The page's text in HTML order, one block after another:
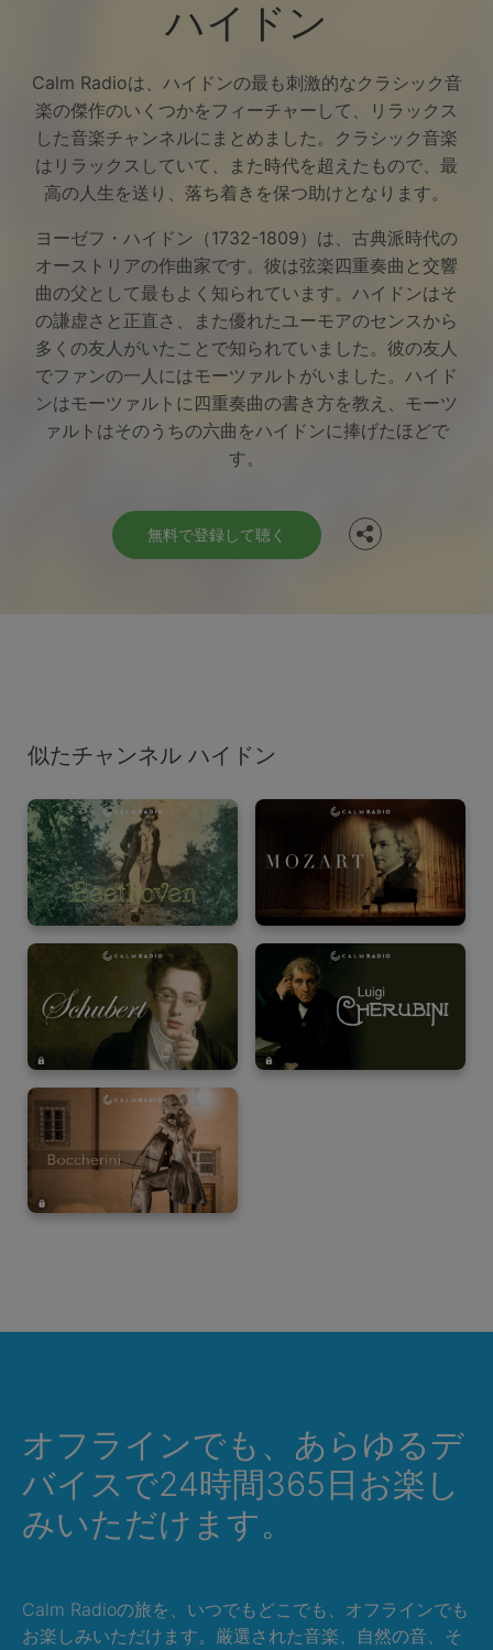
ハイドン
Calm Radioは、ハイドンの最も刺激的なクラシック音
楽の傑作のいくつかをフィーチャーして、リラックス
した音楽チャンネルにまとめました。クラシック音楽
はリラックスしていて、また時代を超えたもので、最
高の人生を送り、落ち着きを保つ助けとなります。
ヨーゼフ・ハイドン（1732-1809）は、古典派時代の
オーストリアの作曲家です。彼は弦楽四重奏曲と交響
曲の父として最もよく知られています。ハイドンはそ
の謙虚さと正直さ、また優れたユーモアのセンスから
多くの友人がいたことで知られていました。彼の友人
でファンの一人にはモーツァルトがいました。ハイド
ンはモーツァルトに四重奏曲の書き方を教え、モーツ
ァルトはそのうちの六曲をハイドンに捧げたほどで
す。
無料で登録して聴く
Facebook
似たチャンネル ハイドン
オフラインでも、あらゆるデ
バイスで24時間365日お楽し
みいただけます。
Calm Radioの旅を、いつでもどこでも、オフラインでも
お楽しみいただけます。厳選された音楽、自然の音、そ